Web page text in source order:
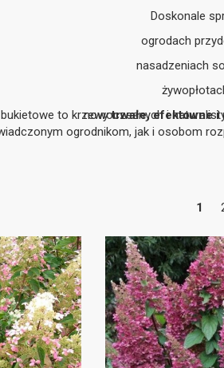
Doskonale
ogrodach
nasadzeniach
nowoczesnych i
to krzewytrwałe, efektowne
ogrodnikom, jak i osobom
1